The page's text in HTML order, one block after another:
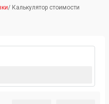
/ Калькулятор стоимости